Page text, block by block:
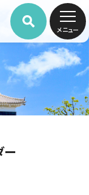
メニュー
ー